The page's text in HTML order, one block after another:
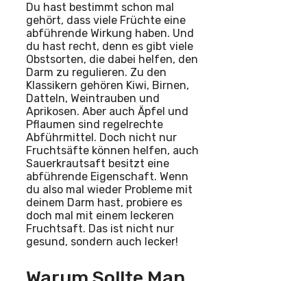
Du hast bestimmt schon mal
gehört, dass viele Früchte eine
abführende Wirkung haben. Und
du hast recht, denn es gibt viele
Obstsorten, die dabei helfen, den
Darm zu regulieren. Zu den
Klassikern gehören Kiwi, Birnen,
Datteln, Weintrauben und
Aprikosen. Aber auch Äpfel und
Pflaumen sind regelrechte
Abführmittel. Doch nicht nur
Fruchtsäfte können helfen, auch
Sauerkrautsaft besitzt eine
abführende Eigenschaft. Wenn
du also mal wieder Probleme mit
deinem Darm hast, probiere es
doch mal mit einem leckeren
Fruchtsaft. Das ist nicht nur
gesund, sondern auch lecker!